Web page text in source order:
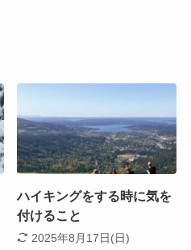
ハイキングをする時に気を
付けること
2025年8月17日(日)